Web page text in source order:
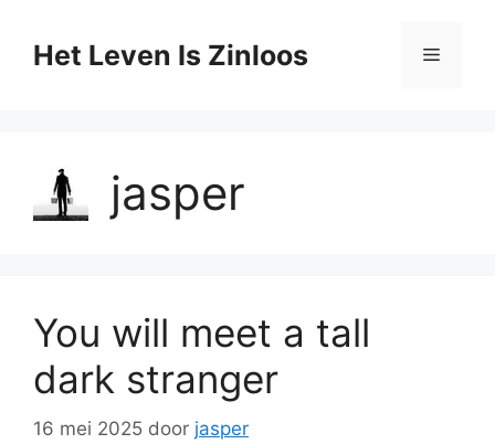
naarHet Leven Is Zinloos Menu
jasper
You will meet a tall
dark stranger
16 mei 2025 door jasper